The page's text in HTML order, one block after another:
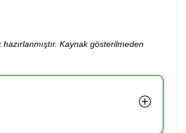
Kaynak gösterilmeden